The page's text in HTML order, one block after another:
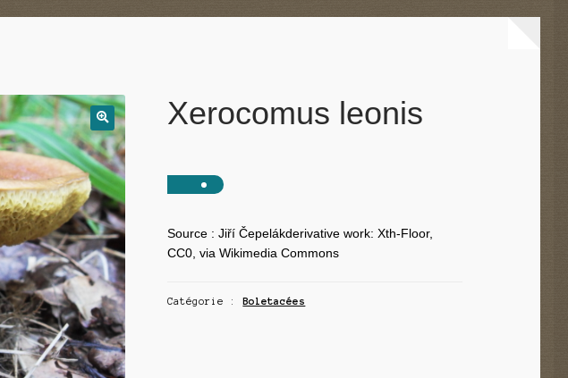
Xerocomus leonis
Source : Jiří Čepelákderivative work: Xth-Floor,
CC0, via Wikimedia Commons
Catégorie :Boletacées